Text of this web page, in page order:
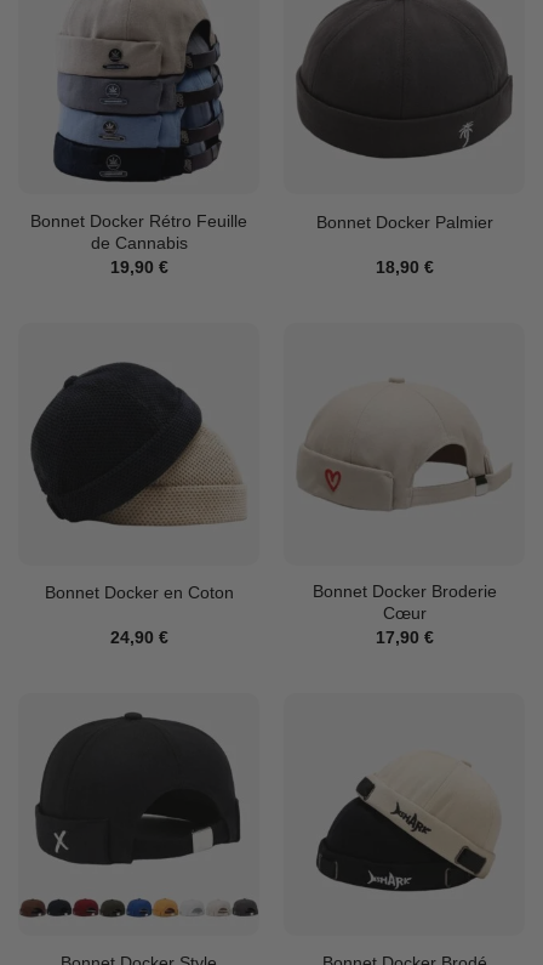
Bonnet Docker Rétro Feuille
de Cannabis
19,90 €
Bonnet Docker Palmier
18,90 €
Bonnet Docker en Coton
24,90 €
Bonnet Docker Broderie
Cœur
17,90 €